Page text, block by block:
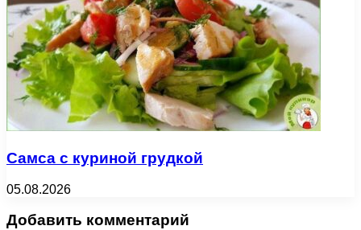
Самса с куриной грудкой
05.08.2026
Добавить комментарий